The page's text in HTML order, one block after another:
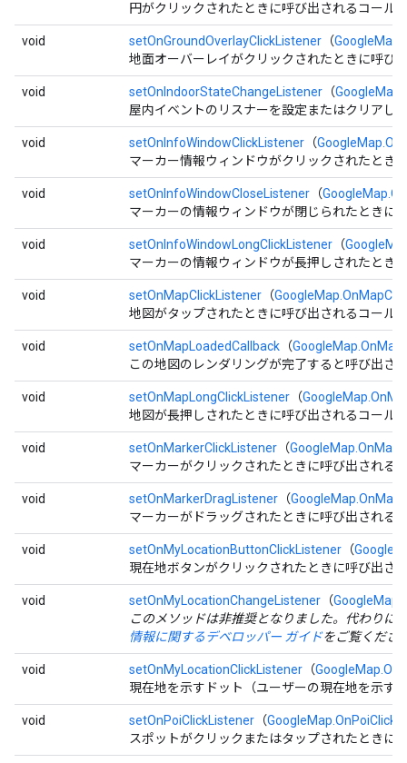
円がクリックされたときに呼び出されるコール
void setOnGroundOverlayClickListener （
地面オーバーレイがクリックされたときに呼び
void setOnIndoorStateChangeListener （
屋内イベントのリスナーを設定またはクリアし
void setOnInfoWindowClickListener （
マーカー情報ウィンドウがクリックされたとき
void setOnInfoWindowCloseListener （
マーカーの情報ウィンドウが閉じられたときに
void setOnInfoWindowLongClickListener （
マーカーの情報ウィンドウが長押しされたとき
void setOnMapClickListener （
地図がタップされたときに呼び出されるコール
void setOnMapLoadedCallback （
この地図のレンダリングが完了すると呼び出さ
void setOnMapLongClickListener （
地図が長押しされたときに呼び出されるコール
void setOnMarkerClickListener （
マーカーがクリックされたときに呼び出される
void setOnMarkerDragListener （
マーカーがドラッグされたときに呼び出される
void setOnMyLocationButtonClickListener （
現在地ボタンがクリックされたときに呼び出さ
void setOnMyLocationChangeListener （
このメソッドは非推奨となりました。代わりに
情報に関するデベロッパー ガイドをご覧くださ
void setOnMyLocationClickListener （
現在地を示すドット（ユーザーの現在地を示す
void setOnPoiClickListener （
スポットがクリックまたはタップされたときに